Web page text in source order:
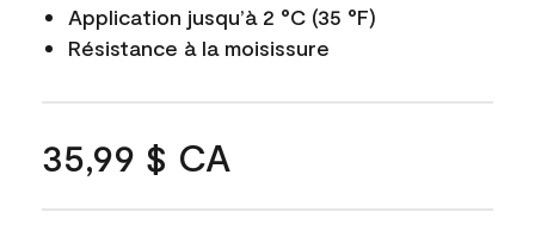
Application jusqu’à 2 °C (35 °F)
Résistance à la moisissure
35,99 $ CA